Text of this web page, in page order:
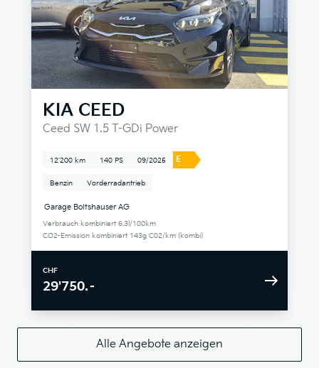
KIA CEED
Ceed SW 1.5 T-GDi Power
12'200 km 140 PS 09/2025 E
Benzin Vorderradantrieb
Garage Boltshauser AG
Verbrauch kombiniert 6.3l/100km
CO2-Emission kombiniert 143g C02/km (kombi)
CHF
29'750.–
Alle Angebote anzeigen